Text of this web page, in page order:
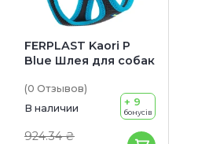
FERPLAST Kaori P
Blue Шлея для собак
(0 Отзывов)
В наличии
924.34 ₴
+ 9
бонусів